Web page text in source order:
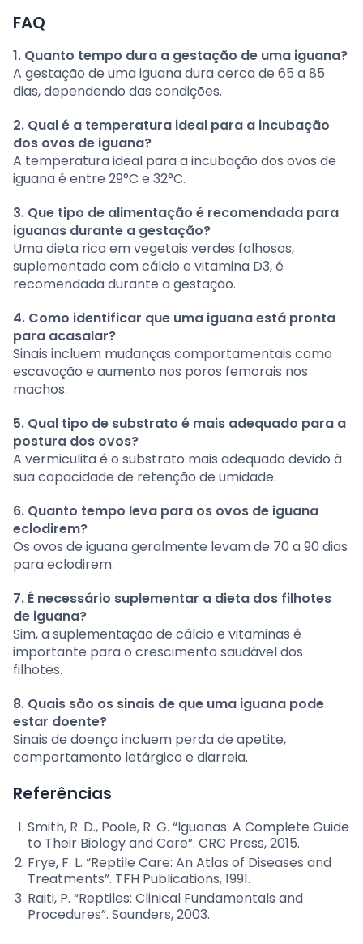
FAQ
1. Quanto tempo dura a gestação de uma iguana?
A gestação de uma iguana dura cerca de 65 a 85
dias, dependendo das condições.
2. Qual é a temperatura ideal para a incubação
dos ovos de iguana?
A temperatura ideal para a incubação dos ovos de
iguana é entre 29°C e 32°C.
3. Que tipo de alimentação é recomendada para
iguanas durante a gestação?
Uma dieta rica em vegetais verdes folhosos,
suplementada com cálcio e vitamina D3, é
recomendada durante a gestação.
4. Como identificar que uma iguana está pronta
para acasalar?
Sinais incluem mudanças comportamentais como
escavação e aumento nos poros femorais nos
machos.
5. Qual tipo de substrato é mais adequado para a
postura dos ovos?
A vermiculita é o substrato mais adequado devido à
sua capacidade de retenção de umidade.
6. Quanto tempo leva para os ovos de iguana
eclodirem?
Os ovos de iguana geralmente levam de 70 a 90 dias
para eclodirem.
7. É necessário suplementar a dieta dos filhotes
de iguana?
Sim, a suplementação de cálcio e vitaminas é
importante para o crescimento saudável dos
filhotes.
8. Quais são os sinais de que uma iguana pode
estar doente?
Sinais de doença incluem perda de apetite,
comportamento letárgico e diarreia.
Referências
Smith, R. D., Poole, R. G. “Iguanas: A Complete Guide
to Their Biology and Care”. CRC Press, 2015.
Frye, F. L. “Reptile Care: An Atlas of Diseases and
Treatments”. TFH Publications, 1991.
Raiti, P. “Reptiles: Clinical Fundamentals and
Procedures”. Saunders, 2003.